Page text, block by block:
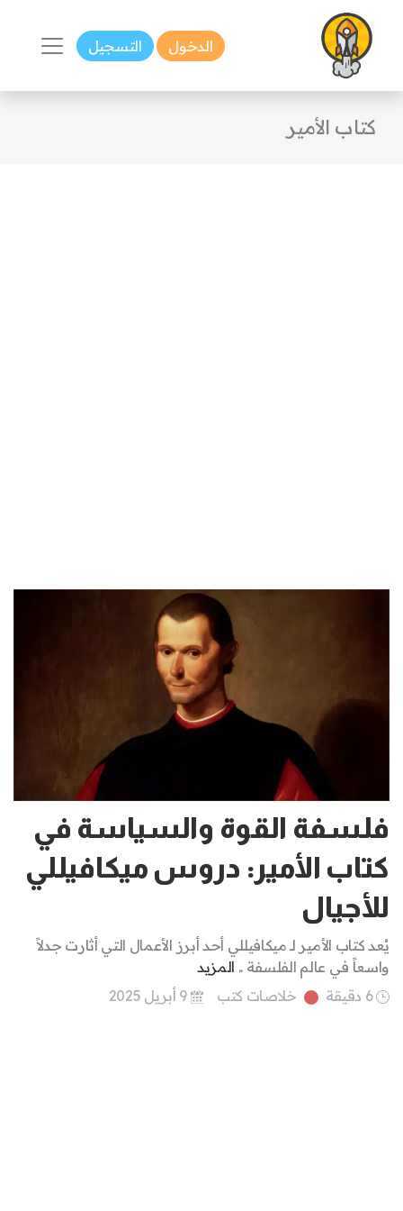
الدخول التسجيل
كتاب الأمير
فلسفة القوة والسياسة في
كتاب الأمير: دروس ميكافيللي
للأجيال
يُعد كتاب الأمير لـ ميكافيللي أحد أبرز الأعمال التي أثارت جدلاً
واسعاً في عالم الفلسفة .. المزيد
6 دقيقة
خلاصات كتب 9 أبريل 2025